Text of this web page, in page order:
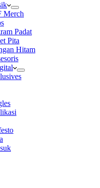
Merch
Padat
Pita
Hitam